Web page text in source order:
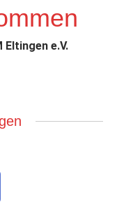
in
window
in
window
e.V.